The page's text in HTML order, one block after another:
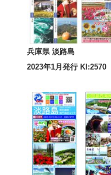
兵庫県 淡路島
2023年1月発行 KI:2570